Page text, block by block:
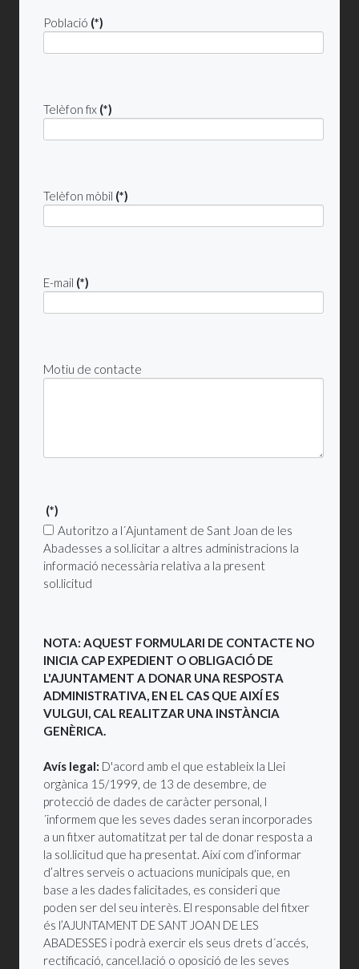
Població (*)
Telèfon fix (*)
Telèfon mòbil (*)
E-mail (*)
Motiu de contacte
(*)
Autoritzo a l´Ajuntament de Sant Joan de les
Abadesses a sol.licitar a altres administracions la
informació necessària relativa a la present
sol.licitud
NOTA: AQUEST FORMULARI DE CONTACTE NO
INICIA CAP EXPEDIENT O OBLIGACIÓ DE
L'AJUNTAMENT A DONAR UNA RESPOSTA
ADMINISTRATIVA, EN EL CAS QUE AIXÍ ES
VULGUI, CAL REALITZAR UNA INSTÀNCIA
GENÈRICA.
Avís legal:
orgànica 15/1999, de 13 de desembre, de
protecció de dades de caràcter personal, l
´informem que les seves dades seran incorporades
a un fitxer automatitzat per tal de donar resposta a
la sol.licitud que ha presentat. Així com d’informar
d’altres serveis o actuacions municipals que, en
base a les dades falicitades, es consideri que
poden ser del seu interès. El responsable del fitxer
és l’AJUNTAMENT DE SANT JOAN DE LES
ABADESSES i podrà exercir els seus drets d´accés,
rectificació, cancel.lació o oposició de les seves